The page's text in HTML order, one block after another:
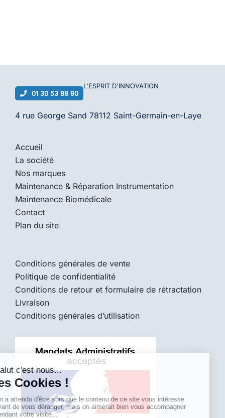
L'ESPRIT D'INNOVATION
01 30 53 88 90
4 rue George Sand 78112 Saint-Germain-en-Laye
Accueil
La société
Nos marques
Maintenance & Réparation Instrumentation
Maintenance Biomédicale
Contact
Plan du site
Conditions générales de vente
Politique de confidentialité
Conditions de retour et formulaire de rétractation
Livraison
Conditions générales d’utilisation